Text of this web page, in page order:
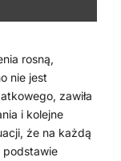
rosną,
nie jest
zawiła
i kolejne
że na każdą
podstawie